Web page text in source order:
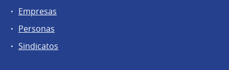
Empresas
Personas
Sindicatos